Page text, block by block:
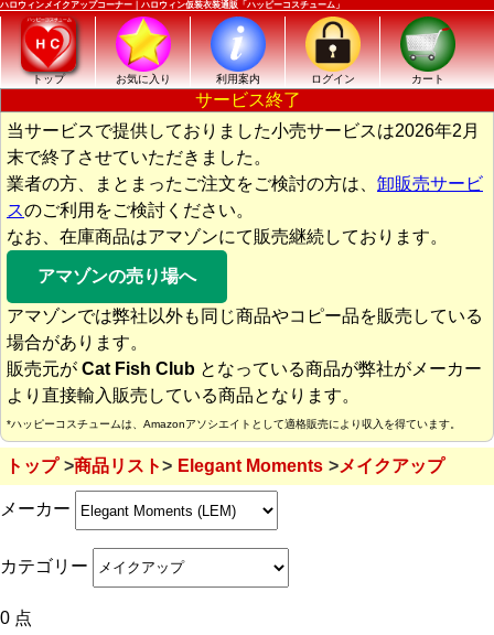
ハロウィンメイクアップコーナー｜ハロウィン仮装衣装通販「ハッピーコスチューム」
トップ お気に入り 利用案内 ログイン カート
サービス終了
当サービスで提供しておりました小売サービスは2026年2月
末で終了させていただきました。
業者の方、まとまったご注文をご検討の方は、 卸販売サービ
スのご利用をご検討ください。
なお、在庫商品はアマゾンにて販売継続しております。
アマゾンの売り場へ
アマゾンでは弊社以外も同じ商品やコピー品を販売している
場合があります。
販売元が Cat Fish Club となっている商品が弊社がメーカー
より直接輸入販売している商品となります。
*ハッピーコスチュームは、Amazonアソシエイトとして適格販売により収入を得ています。
トップ 商品リスト Elegant Moments メイクアップ
メーカー
カテゴリー
0 点